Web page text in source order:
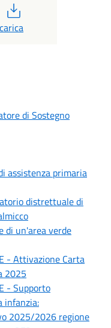
di Sostegno
assistenza primaria
distrettuale di
di un'area verde
- Attivazione Carta
2025
- Supporto
infanzia:
2025/2026 regione